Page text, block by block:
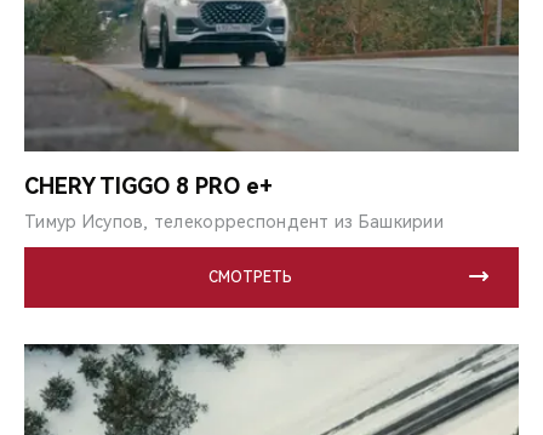
CHERY TIGGO 8 PRO e+
Тимур Исупов, телекорреспондент из Башкирии
СМОТРЕТЬ